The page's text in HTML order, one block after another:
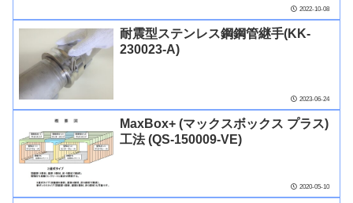
2022-10-08
耐震型ステンレス鋼鋼管継手(KK-
230023-A)
2023-06-24
MaxBox+ (マックスボックス プラス)
工法 (QS-150009-VE)
2020-05-10